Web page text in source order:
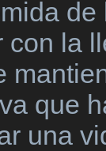
la
que
una